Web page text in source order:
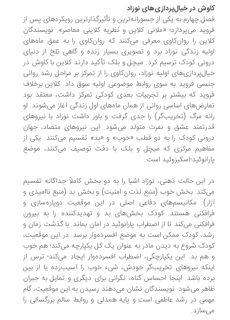
در خیال‌پردازی‌های نوزاد
چهارم به یکی از جسورانه‌ترین و تأثیرگذارترین رویکردهای پس از
می‌پردازد؛ «ملانی کلاین و نظریه کلاینی معاصر». نویسندگان
را روان‌کاوی معرفی می‌کنند که روان‌کاوی را به عمق ماه‌های
زندگی نوزاد برد و تصویری بسیار زنده و گاهی تلخ از دنیای
کودک ترسیم کرد. میچل و بلک تأکید دارند کلاین با کاوش در
اولیه نوزاد، روان‌کاوی را از تمرکز بر مراحل رشد روانی
فروید به سوی روابط موضوعی اولیه سوق داد. کلاین برخلاف
که بیشتر بر تجربیات بعدی کودکی تمرکز داشت، معتقد بود
اساسی روانی از همان ماه‌های اول زندگی آغاز می‌شوند. او
مرگ (تخریب‌گر) را جدی گرفت و باور داشت نوزاد با نیروهای
عشق و نفرت متولد می‌شود. این نیروهای متضاد، جهان
کودک را به دو قطب «خوب» و «بد» تقسیم می‌کنند. یکی از
مرکزی که میچل و بلک با دقت توصیف می‌کنند، موضع
اسکیزوئید است.
این حالت ذهنی، نوزاد اشیا را به دو بخش کاملاً جداگانه تقسیم
بخش خوب (منبع لذت و امنیت) و بخش بد (منبع ناامیدی و
مکانیسم‌های دفاعی اصلی در این موقعیت دوپاره‌سازی و
هستند. کودک بخش‌های بد و تهدیدکننده را به بیرون
می‌کند تا از اضطراب پارانوئید در امان بماند. با گذشت زمان و
کودک ممکن است به موضع افسرده‌وار برسد. در این موقعیت،
شروع به دیدن مادر به عنوان یک کل یکپارچه می‌کند؛ هم خوب
بد. این یکپارچگی، اضطراب افسرده‌وار ایجاد می‌کند؛ ترس از
نیروهای تخریب‌گر خودش، شیء خوب را آسیب‌زده یا از بین
باشد. اینجا احساس گناه، نگرانی برای دیگری و تمایل به جبران
می‌شود. نویسندگان نشان می‌دهند رسیدن به این موقعیت، گام
در رشد عاطفی است و پایه همدلی و روابط سالم بزرگسالی را